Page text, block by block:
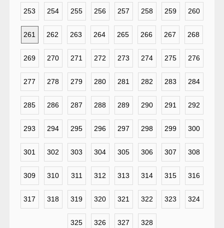
253 254 255 256 257 258 259 260
261 262 263 264 265 266 267 268
269 270 271 272 273 274 275 276
277 278 279 280 281 282 283 284
285 286 287 288 289 290 291 292
293 294 295 296 297 298 299 300
301 302 303 304 305 306 307 308
309 310 311 312 313 314 315 316
317 318 319 320 321 322 323 324
325 326 327 328